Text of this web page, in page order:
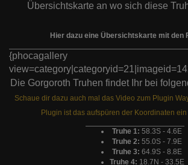
Übersichtskarte an wo sich diese
Hier dazu eine Übersichtskarte mit den
{phocagallery
Die Gorgoroth Truhen findet Ihr bei
Schaue dir dazu auch mal das Video zum Plugin
Plugin ist das aufspüren der Koordinaten
Truhe 1: 58.3S - 4.6E
Truhe 2: 55.0S - 7.9E
Truhe 3: 64.9S - 8.8E
Truhe 4: 18.7N - 33.5E